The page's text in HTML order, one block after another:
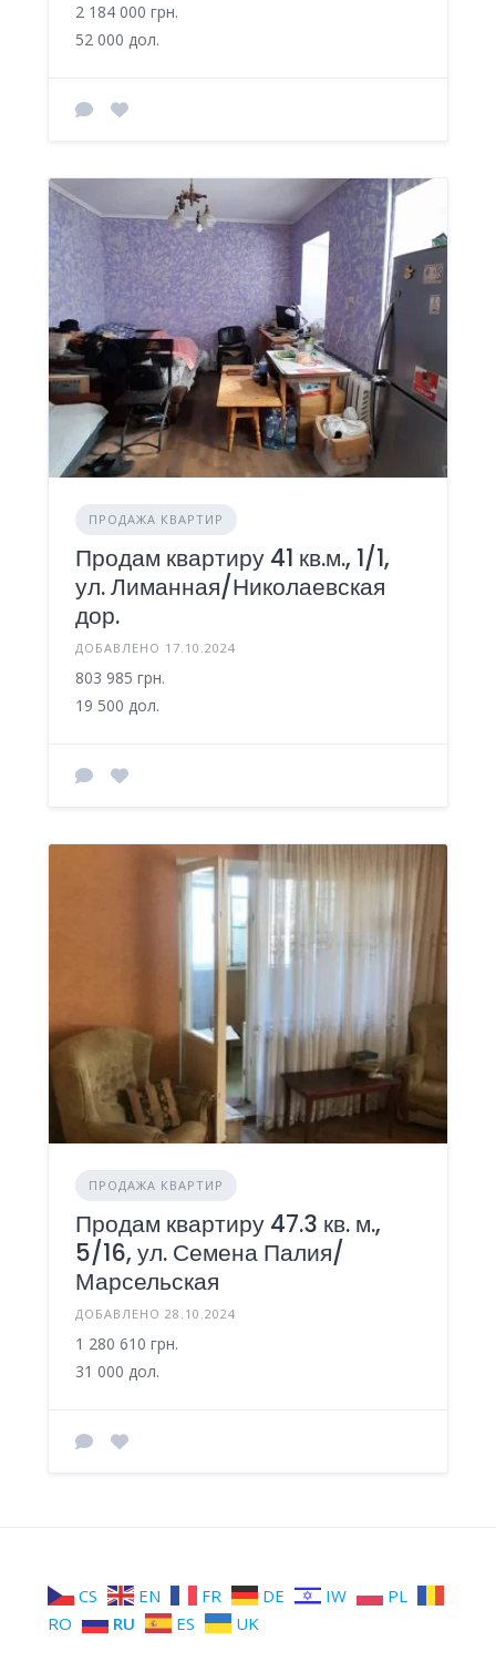
2 184 000 грн.
52 000 дол.
ПРОДАЖА КВАРТИР
Продам квартиру 41 кв.м., 1/1,
ул. Лиманная/Николаевская
дор.
ДОБАВЛЕНО 17.10.2024
803 985 грн.
19 500 дол.
ПРОДАЖА КВАРТИР
Продам квартиру 47.3 кв. м.,
5/16, ул. Семена Палия/
Марсельская
ДОБАВЛЕНО 28.10.2024
1 280 610 грн.
31 000 дол.
CS EN FR DE IW
PL
RO
RU ES UK